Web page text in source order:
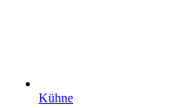
Kühne